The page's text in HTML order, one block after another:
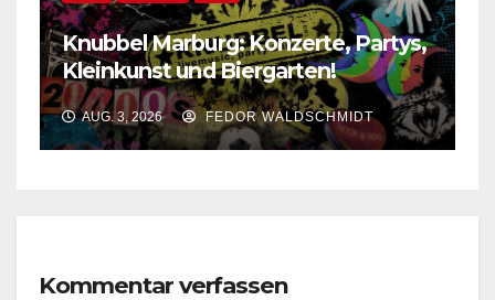
Knubbel Marburg: Konzerte, Partys,
Kleinkunst und Biergarten!
AUG. 3, 2026 FEDOR WALDSCHMIDT
Kommentar verfassen